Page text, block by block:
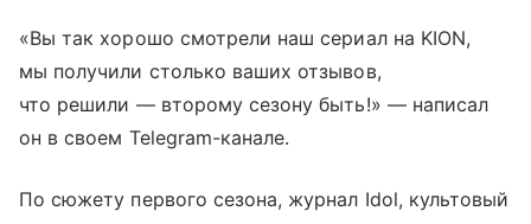
«Вы так хорошо смотрели наш сериал на KION,
мы получили столько ваших отзывов,
что решили — второму сезону быть!» — написал
он в своем Telegram-канале.
По сюжету первого сезона, журнал Idol, культовый